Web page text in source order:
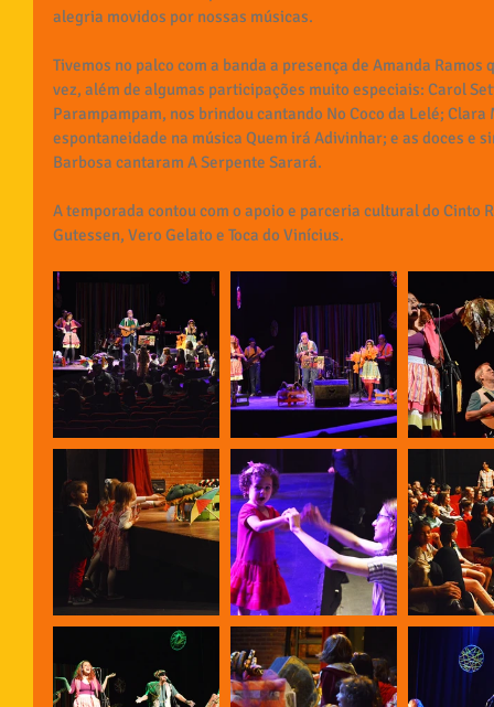
alegria movidos por nossas músicas.
Tivemos no palco com a banda a presença de Amanda
vez, além de algumas participações muito especiais: Carol
Parampampam, nos brindou cantando No Coco da Lelé;
espontaneidade na música Quem irá Adivinhar; e as doces e
Barbosa cantaram A Serpente Sarará.
A temporada contou com o apoio e parceria cultural do Cinto
Gutessen, Vero Gelato e Toca do Vinícius.